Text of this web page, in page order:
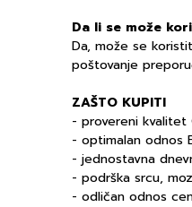
Da li se može
Da, može se
poštovanje
ZAŠTO KUPITI
- provereni
- optimalan odnos
- jednostavna
- podrška srcu,
- odličan odnos